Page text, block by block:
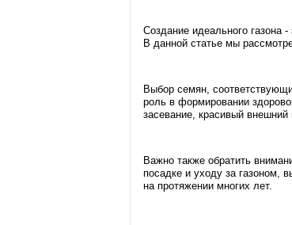
Создание идеального газона
В данной статье мы
Выбор семян,
роль в формировании
засевание, красивый
Важно также обратить
посадке и уходу за газоном,
на протяжении многих лет.